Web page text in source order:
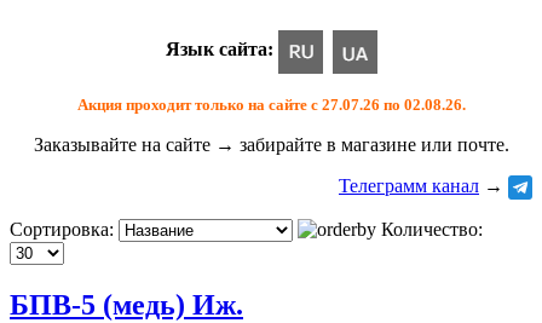
Язык сайта:
Акция проходит только на сайте с 27.07.26 по 02.08.26.
Заказывайте на сайте → забирайте в магазине или почте.
Телеграмм канал →
Сортировка: Количество:
БПВ-5 (медь) Иж.